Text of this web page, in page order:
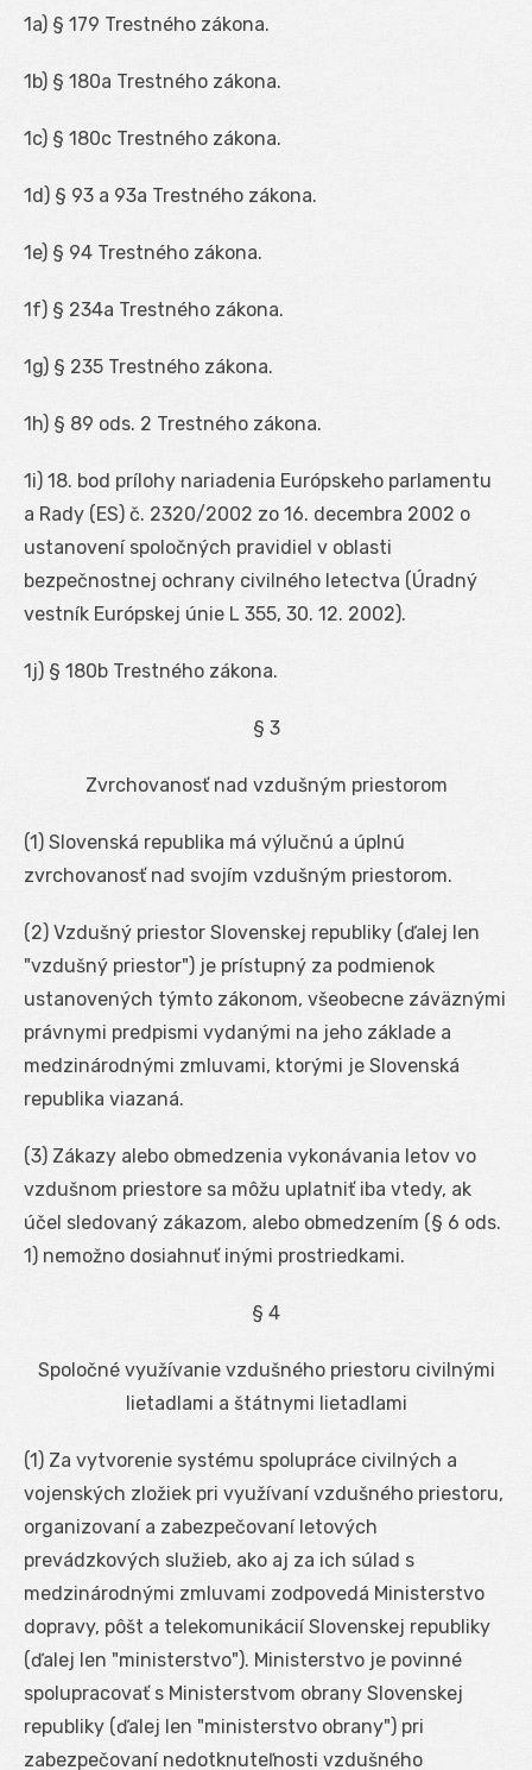
1a) § 179 Trestného zákona.
1b) § 180a Trestného zákona.
1c) § 180c Trestného zákona.
1d) § 93 a 93a Trestného zákona.
1e) § 94 Trestného zákona.
1f) § 234a Trestného zákona.
1g) § 235 Trestného zákona.
1h) § 89 ods. 2 Trestného zákona.
1i) 18. bod prílohy nariadenia Európskeho parlamentu
a Rady (ES) č. 2320/2002 zo 16. decembra 2002 o
ustanovení spoločných pravidiel v oblasti
bezpečnostnej ochrany civilného letectva (Úradný
vestník Európskej únie L 355, 30. 12. 2002).
1j) § 180b Trestného zákona.
§ 3
Zvrchovanosť nad vzdušným priestorom
(1) Slovenská republika má výlučnú a úplnú
zvrchovanosť nad svojím vzdušným priestorom.
(2) Vzdušný priestor Slovenskej republiky (ďalej len
"vzdušný priestor") je prístupný za podmienok
ustanovených týmto zákonom, všeobecne záväznými
právnymi predpismi vydanými na jeho základe a
medzinárodnými zmluvami, ktorými je Slovenská
republika viazaná.
(3) Zákazy alebo obmedzenia vykonávania letov vo
vzdušnom priestore sa môžu uplatniť iba vtedy, ak
účel sledovaný zákazom, alebo obmedzením (§ 6 ods.
1) nemožno dosiahnuť inými prostriedkami.
§ 4
Spoločné využívanie vzdušného priestoru civilnými
lietadlami a štátnymi lietadlami
(1) Za vytvorenie systému spolupráce civilných a
vojenských zložiek pri využívaní vzdušného priestoru,
organizovaní a zabezpečovaní letových
prevádzkových služieb, ako aj za ich súlad s
medzinárodnými zmluvami zodpovedá Ministerstvo
dopravy, pôšt a telekomunikácií Slovenskej republiky
(ďalej len "ministerstvo"). Ministerstvo je povinné
spolupracovať s Ministerstvom obrany Slovenskej
republiky (ďalej len "ministerstvo obrany") pri
zabezpečovaní nedotknuteľnosti vzdušného